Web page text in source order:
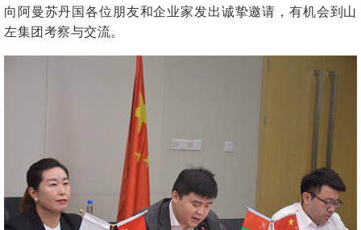
向阿曼苏丹国各位朋友和企业家发出诚挚邀请，有机会到山
左集团考察与交流。